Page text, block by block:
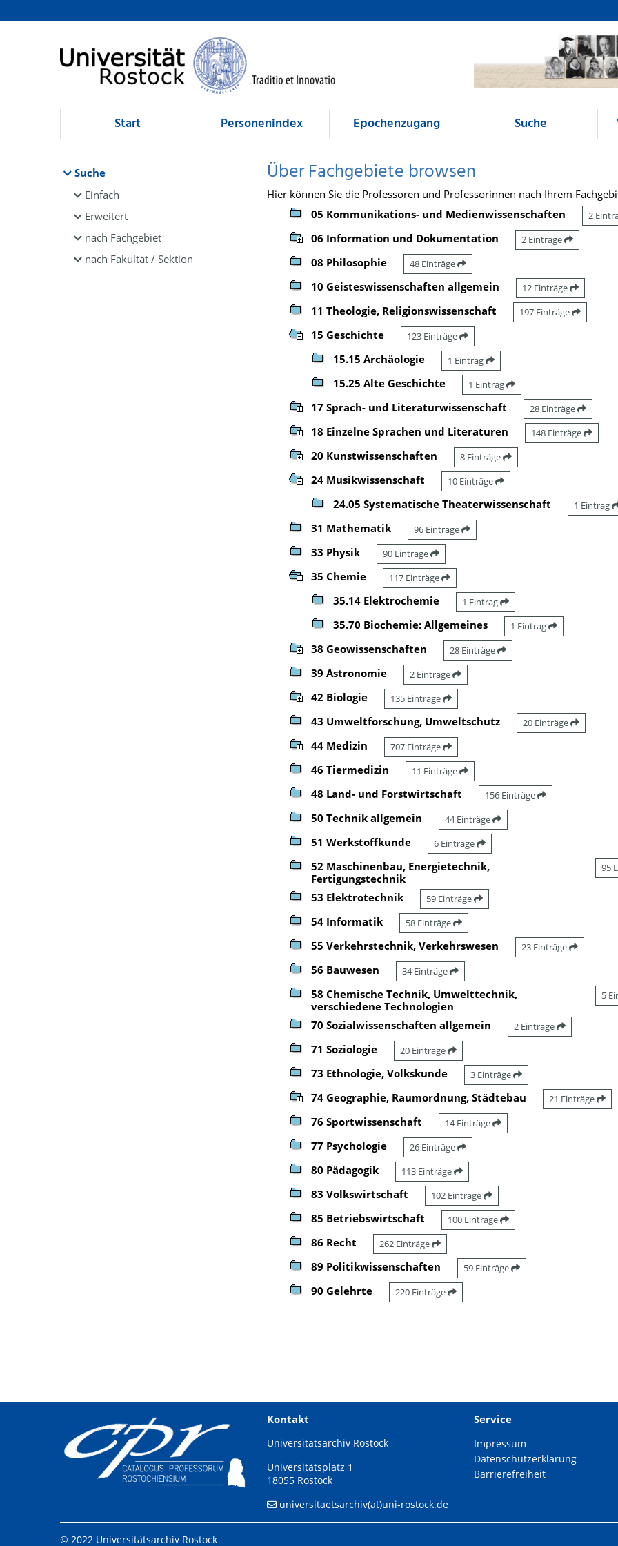
Browsen
direkt zum Inhalt
Start Personenindex Epochenzugang Suche
Suche
Einfach
Erweitert
nach Fachgebiet
nach Fakultät / Sektion
Über Fachgebiete browsen
Hier können Sie die Professoren und Professorinnen nach Ihrem
05 Kommunikations- und Medienwissenschaften
2
06 Information und Dokumentation 2 Einträge
08 Philosophie 48 Einträge
10 Geisteswissenschaften allgemein 12 Einträge
11 Theologie, Religionswissenschaft 197 Einträge
15 Geschichte 123 Einträge
15.15 Archäologie 1 Eintrag
15.25 Alte Geschichte 1 Eintrag
17 Sprach- und Literaturwissenschaft 28 Einträge
18 Einzelne Sprachen und Literaturen 148 Einträge
20 Kunstwissenschaften 8 Einträge
24 Musikwissenschaft 10 Einträge
24.05 Systematische Theaterwissenschaft 1 Eintrag
31 Mathematik 96 Einträge
33 Physik 90 Einträge
35 Chemie 117 Einträge
35.14 Elektrochemie 1 Eintrag
35.70 Biochemie: Allgemeines 1 Eintrag
38 Geowissenschaften 28 Einträge
39 Astronomie 2 Einträge
42 Biologie 135 Einträge
43 Umweltforschung, Umweltschutz 20 Einträge
44 Medizin 707 Einträge
46 Tiermedizin 11 Einträge
48 Land- und Forstwirtschaft 156 Einträge
50 Technik allgemein 44 Einträge
51 Werkstoffkunde 6 Einträge
52 Maschinenbau, Energietechnik,
Fertigungstechnik
95
53 Elektrotechnik 59 Einträge
54 Informatik 58 Einträge
55 Verkehrstechnik, Verkehrswesen 23 Einträge
56 Bauwesen 34 Einträge
58 Chemische Technik, Umwelttechnik,
verschiedene Technologien
5
70 Sozialwissenschaften allgemein 2 Einträge
71 Soziologie 20 Einträge
73 Ethnologie, Volkskunde 3 Einträge
74 Geographie, Raumordnung, Städtebau 21 Einträge
76 Sportwissenschaft 14 Einträge
77 Psychologie 26 Einträge
80 Pädagogik 113 Einträge
83 Volkswirtschaft 102 Einträge
85 Betriebswirtschaft 100 Einträge
86 Recht 262 Einträge
89 Politikwissenschaften 59 Einträge
90 Gelehrte 220 Einträge
Kontakt
Universitätsarchiv Rostock
Universitätsplatz 1
18055 Rostock
universitaetsarchiv(at)uni-rostock.de
Service
Impressum
Datenschutzerklärung
Barrierefreiheit
© 2022 Universitätsarchiv Rostock